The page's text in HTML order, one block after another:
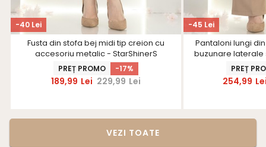
-40 Lei
Fusta din stofa bej midi tip creion cu
accesoriu metalic - StarShinerS
PREȚ PROMO -17%
189,99 Lei 229,99 Lei
-45 Lei
Pantaloni lungi
buzunare
PREȚ
254,99
VEZI TOATE